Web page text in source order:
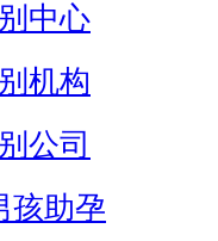
中心
机构
公司
孩助孕